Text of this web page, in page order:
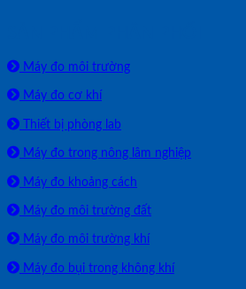
Máy đo môi trường
Máy đo cơ khí
Thiết bị phòng lab
Máy đo trong nông lâm nghiệp
Máy đo khoảng cách
Máy đo môi trường đất
Máy đo môi trường khí
Máy đo bụi trong không khí